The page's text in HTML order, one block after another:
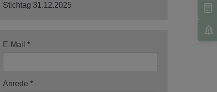
Stichtag 31.12.2025
E-Mail
Anrede